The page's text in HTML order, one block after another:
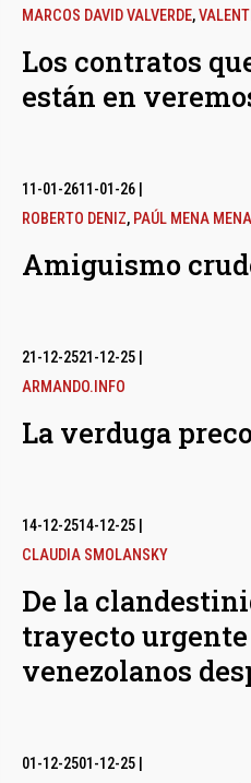
MARCOS DAVID VALVERDE,
Los contratos
están en
11-01-2611-01-26
ROBERTO DENIZ, PAÚL MENA MENA
Amiguismo
21-12-2521-12-25
ARMANDO.INFO
La verduga
14-12-2514-12-25
CLAUDIA SMOLANSKY
De la
trayecto
venezolanos
01-12-2501-12-25